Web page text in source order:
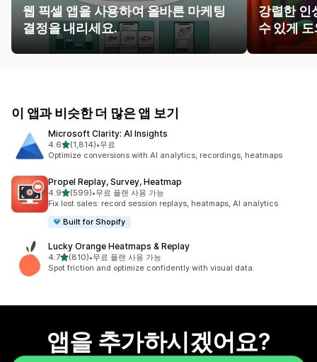
웹 픽셀 앱을 사용하여 올바른 마케팅
결정을 내리세요.
강렬한 인
수 있게
이 앱과 비슷한 더 많은 앱 보기
Microsoft Clarity: AI Insights
4.6별 5개 중
(1,814)
총 리뷰 1814개
•무료
Optimize conversions with AI analytics, recordings, heatmaps
Propel Replay, Survey, Heatmap
4.9별 5개 중
(599)
총 리뷰 599개
•무료 플랜 사용 가능
Fix lost sales: record session replays, heatmaps, AI analytics
Built for Shopify
Lucky Orange Heatmaps & Replay
4.7별 5개 중
(810)
총 리뷰 810개
•무료 플랜 사용 가능
Spot friction and optimize confidently with visual data.
앱을 추가하시겠어요?